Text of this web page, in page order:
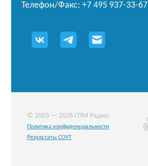
Телефон/Факс: +7 495 937-33-67
© 2003 — 2026 ГПМ Радио
Политика конфиденциальности
Результаты СОУТ